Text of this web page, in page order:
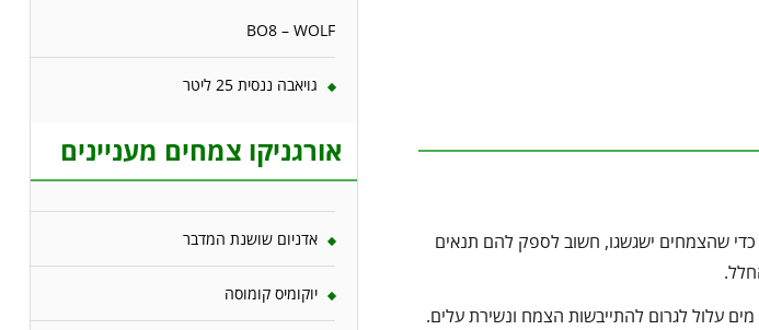
כדי שהצמחים ישגשגו, חשוב לספק להם תנאים
מים עלול לגרום להתייבשות הצמח ונשירת עלים.
BO8 – WOLF
גויאבה ננסית 25 ליטר
אורגניקו צמחים מעניינים
אדניום שושנת המדבר
יוקומיס קומוסה